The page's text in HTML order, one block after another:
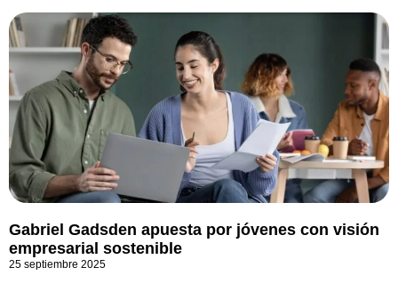
Gabriel Gadsden apuesta por jóvenes con visión
empresarial sostenible
25 septiembre 2025